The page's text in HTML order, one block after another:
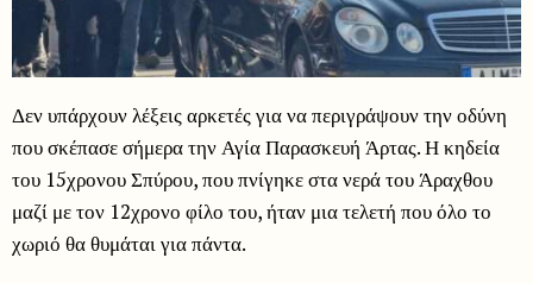
Δεν υπάρχουν λέξεις αρκετές για να περιγράψουν την οδύνη
που σκέπασε σήμερα την Αγία Παρασκευή Άρτας. Η κηδεία
του 15χρονου Σπύρου, που πνίγηκε στα νερά του Άραχθου
μαζί με τον 12χρονο φίλο του, ήταν μια τελετή που όλο το
χωριό θα θυμάται για πάντα.